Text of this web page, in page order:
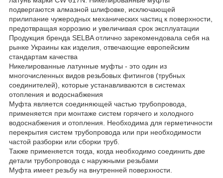
подвергаются алмазной шлифовке, исключающей
прилипание чужеродных механических частиц к поверхности,
предотвращая коррозию и увеличивая срок эксплуатации
Продукция бренда SELBA отлично зарекомендовала себя на
рынке Украины как изделия, отвечающие европейским
стандартам качества
Никелированные латунные муфты - это один из
многочисленных видов резьбовых фитингов (трубных
соединителей), которые устанавливаются в системах
отопления и водоснабжения
Муфта является соединяющей частью трубопровода,
применяется при монтаже систем горячего и холодного
водоснабжения и отопления. Необходима для герметичности
перекрытия систем трубопровода или при необходимости
частой разборки или сборки труб.
Также применяется тогда, когда необходимо соединить две
детали трубопровода с наружными резьбами
Муфта имеет резьбу на внутренней поверхности.